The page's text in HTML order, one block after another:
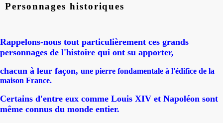
Personnages historiques
Rappelons-nous tout particulièrement ces grands
personnages de l'histoire qui ont su apporter,
chacun à leur façon, une pierre fondamentale à l'édifice de la
maison France.
Certains d'entre eux comme Louis XIV et Napoléon sont
même connus du monde entier.